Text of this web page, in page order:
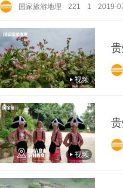
国家旅游地理 221 1 2019-
视频
视频